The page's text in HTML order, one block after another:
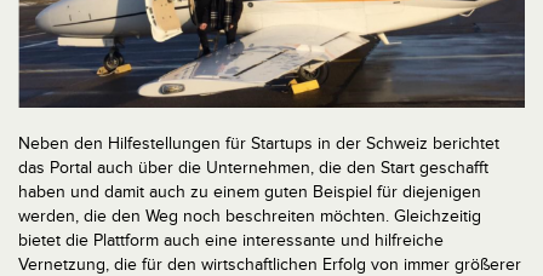
Neben den Hilfestellungen für Startups in der Schweiz berichtet
das Portal auch über die Unternehmen, die den Start geschafft
haben und damit auch zu einem guten Beispiel für diejenigen
werden, die den Weg noch beschreiten möchten. Gleichzeitig
bietet die Plattform auch eine interessante und hilfreiche
Vernetzung, die für den wirtschaftlichen Erfolg von immer größerer